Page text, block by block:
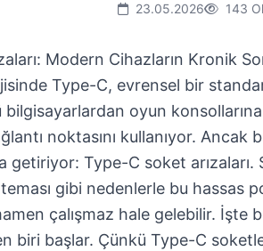
23.05.2026 143
Modern Cihazların Kronik
Type-C, evrensel bir
oyun
noktasını kullanıyor. Ancak
getiriyor: Type-C soket arızaları.
teması gibi nedenlerle bu hassas
çalışmaz hale gelebilir.
biri başlar. Çünkü Type-C